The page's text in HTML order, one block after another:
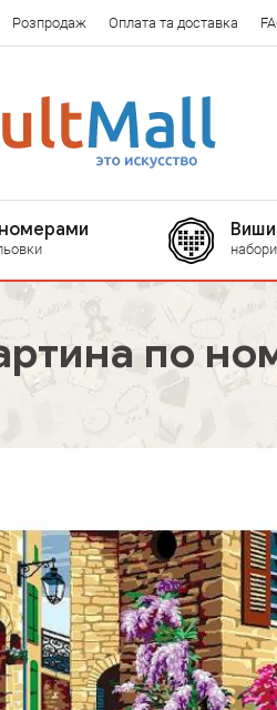
Розпродаж Оплата та доставка
по